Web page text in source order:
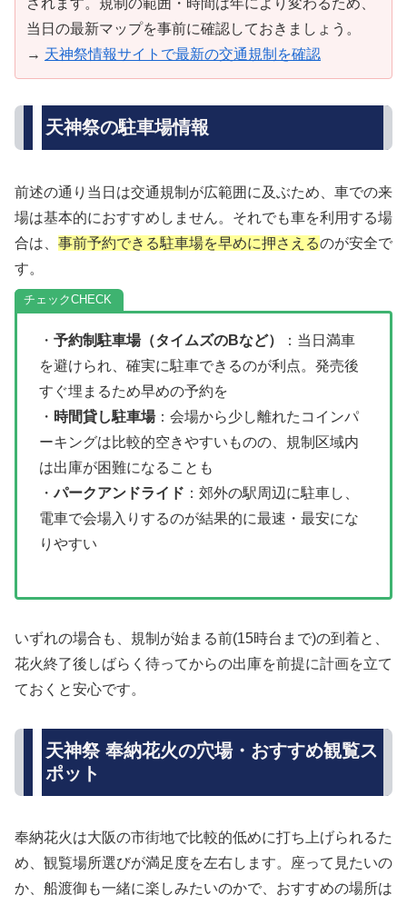
されます。規制の範囲・時間は年により変わるため、
当日の最新マップを事前に確認しておきましょう。
→ 天神祭情報サイトで最新の交通規制を確認
天神祭の駐車場情報
前述の通り当日は交通規制が広範囲に及ぶため、車での来
場は基本的におすすめしません。それでも車を利用する場
合は、 事前予約できる駐車場を早めに押さえるのが安全で
す。
チェック
・ 予約制駐車場（タイムズのBなど）
：当日満車
を避けられ、確実に駐車できるのが利点。発売後
すぐ埋まるため早めの予約を
・ 時間貸し駐車場：会場から少し離れたコインパ
ーキングは比較的空きやすいものの、規制区域内
は出庫が困難になることも
・パークアンドライド ：郊外の駅周辺に駐車し、
電車で会場入りするのが結果的に最速・最安にな
りやすい
いずれの場合も、規制が始まる前(15時台まで)の到着と、
花火終了後しばらく待ってからの出庫を前提に計画を立て
ておくと安心です。
天神祭 奉納花火の穴場・おすすめ観覧ス
ポット
奉納花火は大阪の市街地で比較的低めに打ち上げられるた
め、観覧場所選びが満足度を左右します。座って見たいの
か、船渡御も一緒に楽しみたいのかで、おすすめの場所は